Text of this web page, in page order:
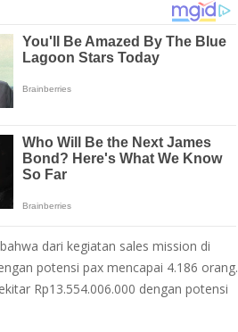
dari kegiatan sales mission di
potensi pax mencapai 4.186 orang.
Rp13.554.006.000 dengan potensi